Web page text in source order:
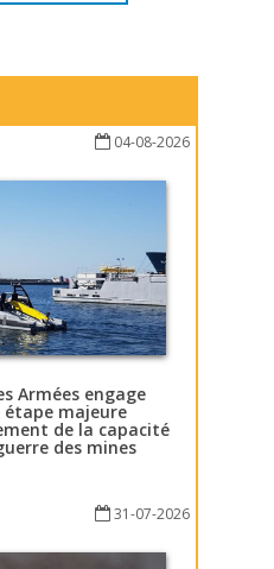
04-08-2026
Armées engage
étape majeure
de la capacité
des mines
31-07-2026